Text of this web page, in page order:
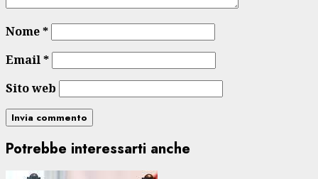
Nome*
Email*
Sito web
Potrebbe interessarti anche